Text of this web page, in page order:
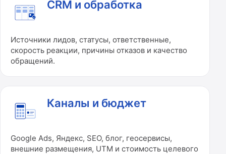
CRM и обработка
Источники лидов, статусы, ответственные,
скорость реакции, причины отказов и качество
обращений.
Каналы и бюджет
Google Ads, Яндекс, SEO, блог, геосервисы,
внешние размещения, UTM и стоимость целевого